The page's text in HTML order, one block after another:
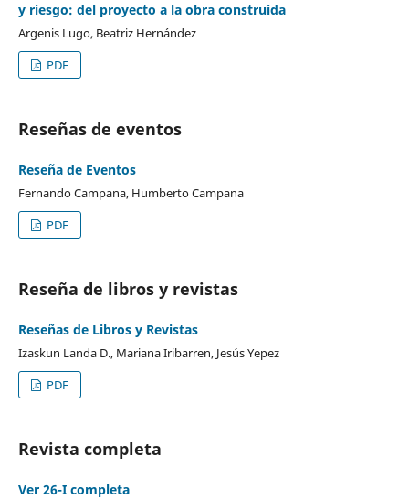
y riesgo: del proyecto a la obra construida
Argenis Lugo, Beatriz Hernández
PDF
Reseñas de eventos
Reseña de Eventos
Fernando Campana, Humberto Campana
PDF
Reseña de libros y revistas
Reseñas de Libros y Revistas
Izaskun Landa D., Mariana Iribarren, Jesús Yepez
PDF
Revista completa
Ver 26-I completa